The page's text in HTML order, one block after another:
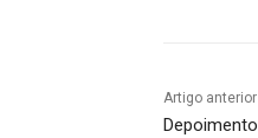
Artigo anterior